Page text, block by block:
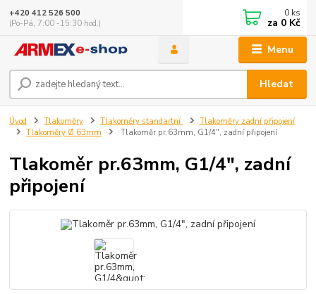
Menu
Hledat
+420 412 526 500
(Po-Pá, 7:00 -15:30 hod.)
0 ks
za 0 Kč
Úvod Tlakoměry Tlakoměry standartní
Tlakoměry zadní připojení
Tlakoměry Ø 63mm
Tlakoměr pr.63mm, G1/4", zadní připojení
Tlakoměr pr.63mm, G1/4", zadní
připojení